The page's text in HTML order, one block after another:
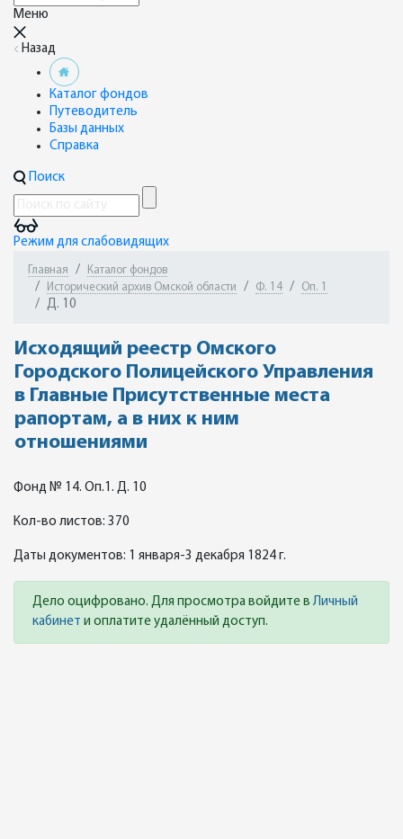
Меню
Назад
Каталог фондов
Путеводитель
Базы данных
Справка
Поиск
Режим для слабовидящих
Главная
Каталог фондов
Исторический архив Омской области
Ф. 14 Оп. 1
Д. 10
Исходящий реестр Омского
Городского Полицейского Управления
в Главные Присутственные места
рапортам, а в них к ним
отношениями
Фонд № 14. Оп.1. Д. 10
Кол-во листов: 370
Даты документов: 1 января-3 декабря 1824 г.
Дело оцифровано. Для просмотра войдите вЛичный
кабинет и оплатите удалённый доступ.